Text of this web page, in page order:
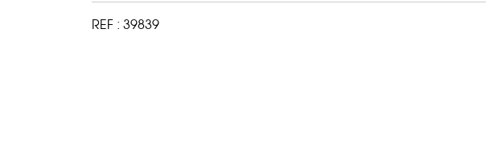
REF : 39839